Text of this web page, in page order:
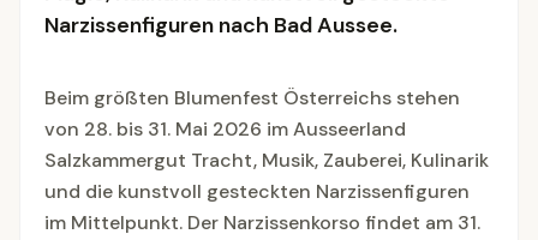
Narzissenfiguren nach Bad Aussee.
Beim größten Blumenfest Österreichs stehen
von 28. bis 31. Mai 2026 im Ausseerland
Salzkammergut Tracht, Musik, Zauberei, Kulinarik
und die kunstvoll gesteckten Narzissenfiguren
im Mittelpunkt. Der Narzissenkorso findet am 31.